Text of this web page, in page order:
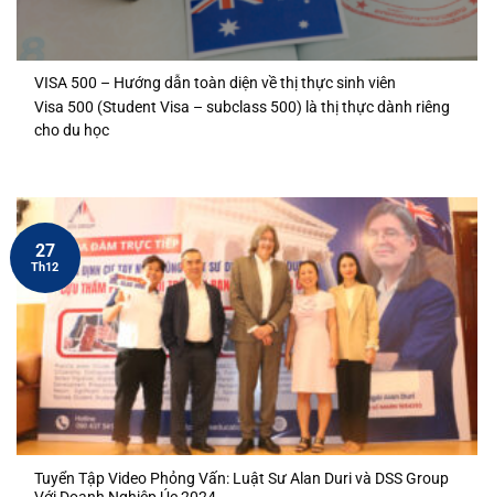
VISA 500 – Hướng dẫn toàn diện về thị thực sinh viên
Visa 500 (Student Visa – subclass 500) là thị thực dành riêng
cho du học
Tuyển Tập Video Phỏng Vấn: Luật Sư Alan Duri và DSS Group
27
Th12